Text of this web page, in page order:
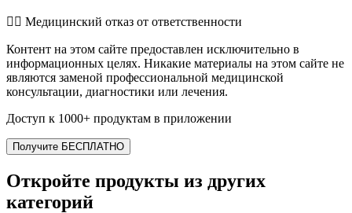
👨‍⚕️️ Медицинский отказ от ответственности
Контент на этом сайте предоставлен исключительно в
информационных целях. Никакие материалы на этом сайте не
являются заменой профессиональной медицинской
консультации, диагностики или лечения.
Доступ к 1000+ продуктам в приложении
Получите БЕСПЛАТНО
Откройте продукты из других
категорий